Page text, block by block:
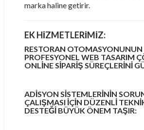
marka haline getirir.
EK HIZMETLERIMIZ:
RESTORAN
PROFESYONEL WEB TASARIM
ONLINE SIPARIŞ SÜREÇLERINI
ADISYON SISTEMLERININ
ÇALIŞMASI IÇIN DÜZENLI
DESTEĞI BÜYÜK ÖNEM TAŞIR: